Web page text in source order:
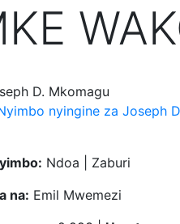
D. Mkomagu
nyingine za Joseph
Ndoa | Zaburi
na: Emil Mwemezi